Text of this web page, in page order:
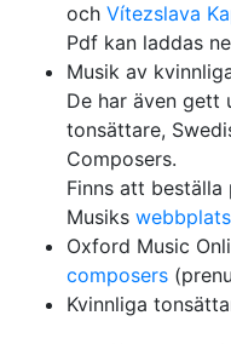
och Vítezslava
Pdf kan laddas
Musik av
De har även gett
tonsättare,
Composers.
Finns att beställa
Musiks webbplats
Oxford Music
composers
Kvinnliga